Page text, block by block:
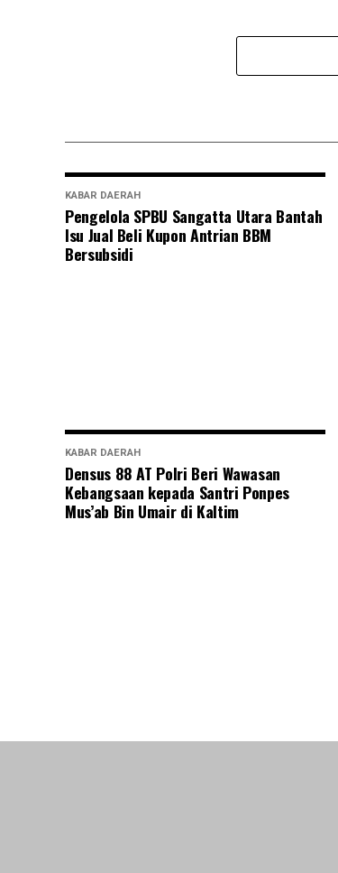
KABAR DAERAH
Pengelola SPBU Sangatta Utara Bantah
Isu Jual Beli Kupon Antrian BBM
Bersubsidi
KABAR DAERAH
Densus 88 AT Polri Beri Wawasan
Kebangsaan kepada Santri Ponpes
Mus’ab Bin Umair di Kaltim